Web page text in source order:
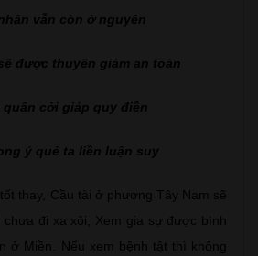
vẫn còn ở nguyên
được thuyên giảm an toàn
quân cởi giáp quy điền
ý quẻ ta liền luận suy
thay, Cầu tài ở phương Tây Nam sẽ
đi xa xôi, Xem gia sự được bình
ở Miền. Nếu xem bệnh tật thì không